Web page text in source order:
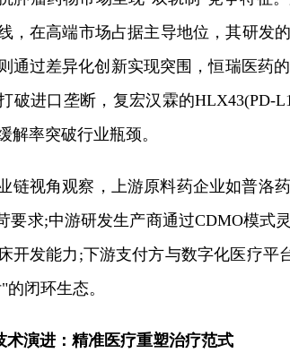
，在高端市场占据主导地位，其研发
通过差异化创新实现突围，恒瑞医药
破进口垄断，复宏汉霖的HLX43(PD-
解率突破行业瓶颈。
链视角观察，上游原料药企业如普洛
要求;中游研发生产商通过CDMO模式
开发能力;下游支付方与数字化医疗
闭环生态。
术演进：精准医疗重塑治疗范式